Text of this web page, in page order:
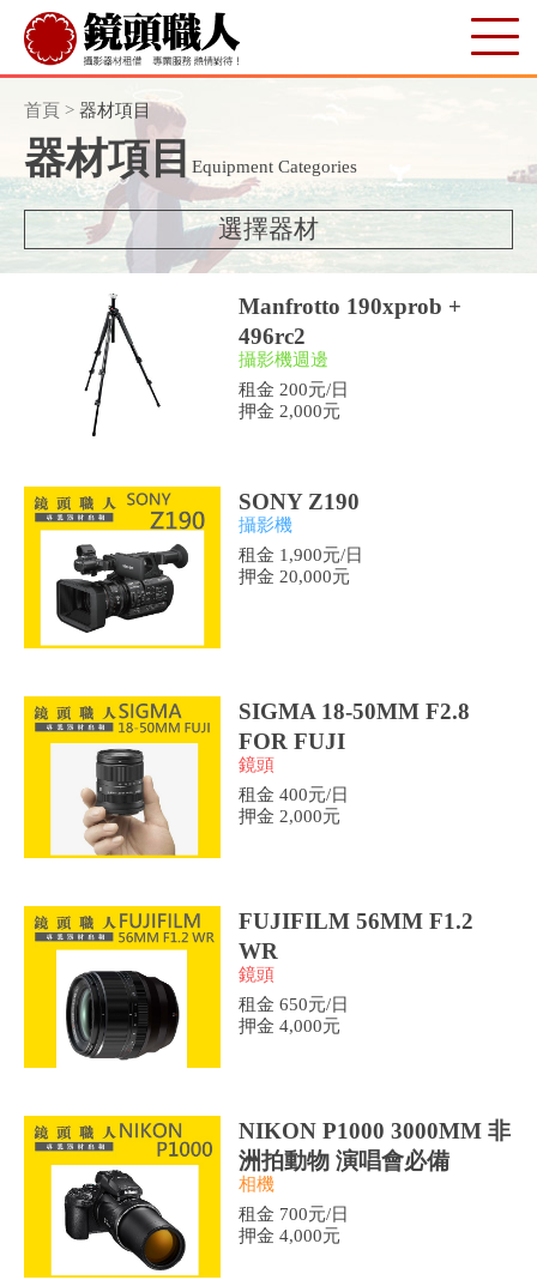
首頁 > 器材項目
器材項目 Equipment Categories
選擇器材
Manfrotto 190xprob +
496rc2
攝影機週邊
租金 200元/日
押金 2,000元
SONY Z190
攝影機
租金 1,900元/日
押金 20,000元
SIGMA 18-50MM F2.8
FOR FUJI
鏡頭
租金 400元/日
押金 2,000元
FUJIFILM 56MM F1.2
WR
鏡頭
租金 650元/日
押金 4,000元
NIKON P1000 3000MM 非
洲拍動物 演唱會必備
相機
租金 700元/日
押金 4,000元